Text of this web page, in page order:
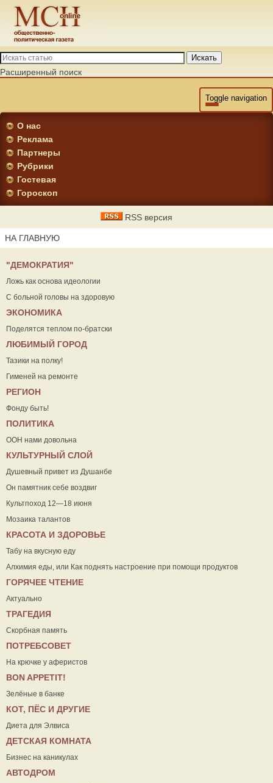
Искать
Расширенный поиск
Toggle navigation
О нас
Реклама
Партнеры
Рубрики
Гостевая
Гороскоп
RSS версия
НА ГЛАВНУЮ
"ДЕМОКРАТИЯ"
Ложь как основа идеологии
С больной головы на здоровую
ЭКОНОМИКА
Поделятся теплом по-братски
ЛЮБИМЫЙ ГОРОД
Тазики на полку!
Гименей на ремонте
РЕГИОН
Фонду быть!
ПОЛИТИКА
ООН нами довольна
КУЛЬТУРНЫЙ СЛОЙ
Душевный привет из Душанбе
Он памятник себе воздвиг
Культпоход 12—18 июня
Мозаика талантов
КРАСОТА И ЗДОРОВЬЕ
Табу на вкусную еду
Алхимия еды, или Как поднять настроение при помощи продуктов
ГОРЯЧЕЕ ЧТЕНИЕ
Актуально
ТРАГЕДИЯ
Скорбная память
ПОТРЕБСОВЕТ
На крючке у аферистов
ВON APPETIT!
Зелёные в банке
КОТ, ПЁС И ДРУГИЕ
Диета для Элвиса
ДЕТСКАЯ КОМНАТА
Бизнес на каникулах
АВТОДРОМ